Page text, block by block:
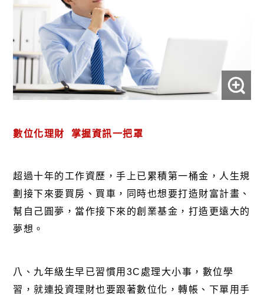
數位化理財 掌握資訊一把罩
超過十年的工作資歷，手上已累積第一桶金，人生規
劃接下來要買房、買車，同時也想要打造財富計畫、
幫自己圓夢，當作接下來的創業基金，打造更遠大的
夢想。
八、九年級生早已習慣用 3C 處理大小事，數位學
習，就連投資理財也要跟著數位化，轉帳、下單用手